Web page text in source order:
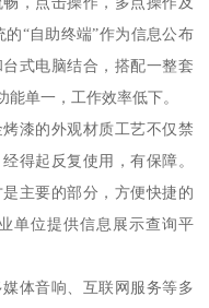
“自助终端”作为信息公布
式电脑结合，搭配一整套
单一，工作效率低下。
漆的外观材质工艺不仅禁
得起反复使用，有保障。
主要的部分，方便快捷的
单位提供信息展示查询平
体音响、互联网服务等多